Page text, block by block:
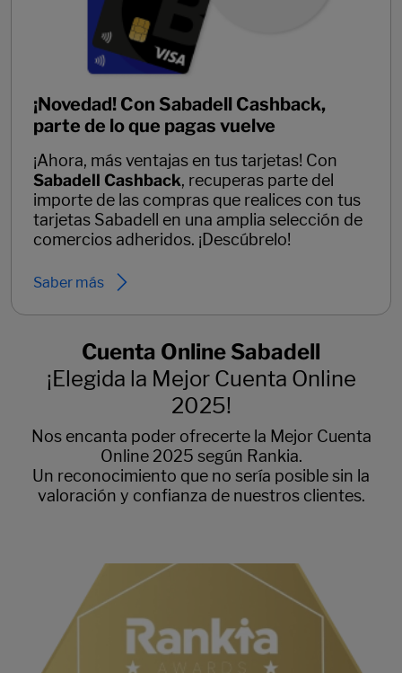
¡Novedad! Con Sabadell Cashback,
parte de lo que pagas vuelve
¡Ahora, más ventajas en tus tarjetas! Con
Sabadell Cashback, recuperas parte del
importe de las compras que realices con tus
tarjetas Sabadell en una amplia selección de
comercios adheridos. ¡Descúbrelo!
Saber más
Cuenta Online Sabadell
¡Elegida la Mejor Cuenta Online
2025!
Nos encanta poder ofrecerte la Mejor Cuenta
Online 2025 según Rankia.
Un reconocimiento que no sería posible sin la
valoración y confianza de nuestros clientes.